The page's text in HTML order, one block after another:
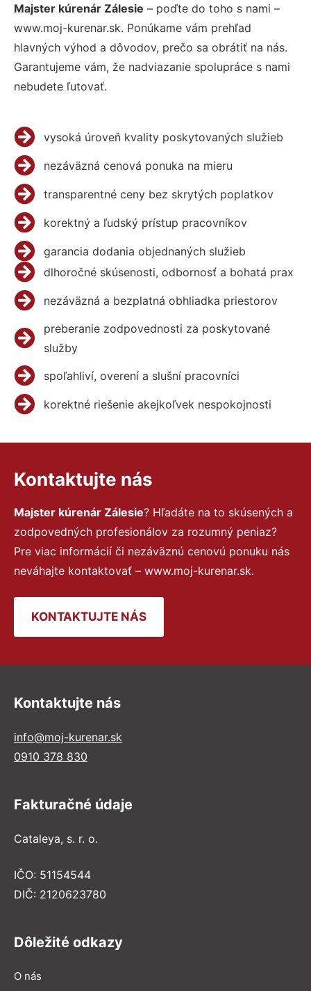
Majster kúrenár Zálesie – poďte do toho s nami –
www.moj-kurenar.sk. Ponúkame vám prehľad
hlavných výhod a dôvodov, prečo sa obrátiť na nás.
Garantujeme vám, že nadviazanie spolupráce s nami
nebudete ľutovať.
vysoká úroveň kvality poskytovaných služieb
nezáväzná cenová ponuka na mieru
transparentné ceny bez skrytých poplatkov
korektný a ľudský prístup pracovníkov
garancia dodania objednaných služieb
dlhoročné skúsenosti, odbornosť a bohatá prax
nezáväzná a bezplatná obhliadka priestorov
preberanie zodpovednosti za poskytované
služby
spoľahliví, overení a slušní pracovníci
korektné riešenie akejkoľvek nespokojnosti
Kontaktujte nás
Majster kúrenár Zálesie? Hľadáte na to skúsených a
zodpovedných profesionálov za rozumný peniaz?
Pre viac informácií či nezáväznú cenovú ponuku nás
neváhajte kontaktovať – www.moj-kurenar.sk.
KONTAKTUJTE NÁS
Kontaktujte nás
info@moj-kurenar.sk
0910 378 830
Fakturačné údaje
Cataleya, s. r. o.
IČO: 51154544
DIČ: 2120623780
Dôležité odkazy
O nás